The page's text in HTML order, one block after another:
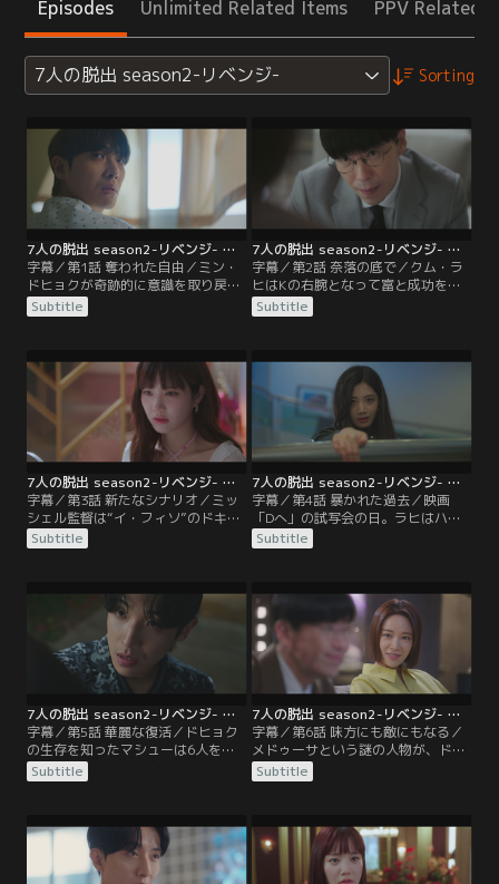
Episodes Unlimited Related Items PPV Related
7人の脱出 season2-リベンジ- Sorting
7人の脱出 season2-リベンジ- 第01話／字幕
字幕／第1話 奪われた自由／ミン・
ドヒョクが奇跡的に意識を取り戻
し、カン・ギタクと再会を果たす。
しかし、世の中はイ・フィソに成り
は、そんなKの奴隷のように生きて
いた。
Subtitle
7人の脱出 season2-リベンジ- 第02話／字幕
字幕／第2話 奈落の底で／クム・ラ
ヒはKの右腕となって富と成功を手
にしていたが、ダミの死の真相を知
って愕然とする。Kを殺してから罪
目撃する。そこへKがやってき
て…。
Subtitle
7人の脱出 season2-リベンジ- 第03話／字幕
字幕／第3話 新たなシナリオ／ミッ
シェル監督は“イ・フィソ”のドキュ
メンタリーを撮り始める。そんな
中、コ・ミョンジは娘のエリカを誘
事件はティキタカの新しい迷子捜し
アプリの宣伝として計画されたもの
Subtitle
7人の脱出 season2-リベンジ- 第04話／字幕
字幕／第4話 暴かれた過去／映画
「Dへ」の試写会の日。ラヒはハ
ン・モネを陥れる準備を進めてい
た。しかし、突然現れたミョンジ
ジアだと観客の前で公言する。それ
を見たミッシェルは最後の手段に出
る。
Subtitle
7人の脱出 season2-リベンジ- 第05話／字幕
字幕／第5話 華麗な復活／ドヒョク
の生存を知ったマシューは6人を招
集し、裏切り者をあぶり出そうとす
る。その時、番組に風変わりな格好
味方につけたドヒョクは社会復帰を
Subtitle
7人の脱出 season2-リベンジ- 第06話／字幕
字幕／第6話 味方にも敵にもなる／
メドゥーサという謎の人物が、ドヒ
ョクにソウル市長のスキャンダルを
予告し、それが現実になる。一方、
り、ハンナの生存をラヒに知られて
しまう。
Subtitle